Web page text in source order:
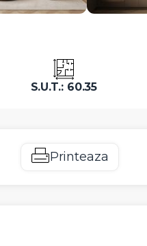
S.U.T.: 60.35
Printeaza